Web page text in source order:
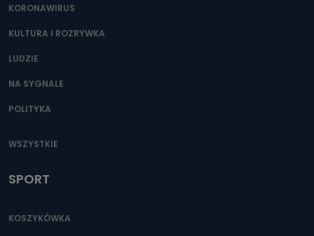
KORONAWIRUS
KULTURA I ROZRYWKA
LUDZIE
NA SYGNALE
POLITYKA
WSZYSTKIE
SPORT
KOSZYKÓWKA